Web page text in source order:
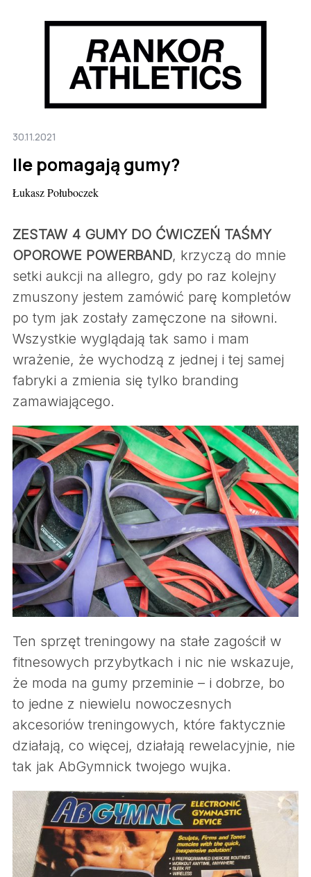
30.11.2021
Ile pomagają gumy?
Łukasz Połuboczek
ZESTAW 4 GUMY DO ĆWICZEŃ TAŚMY
OPOROWE POWERBAND, krzyczą do mnie
setki aukcji na allegro, gdy po raz kolejny
zmuszony jestem zamówić parę kompletów
po tym jak zostały zamęczone na siłowni.
Wszystkie wyglądają tak samo i mam
wrażenie, że wychodzą z jednej i tej samej
fabryki a zmienia się tylko branding
zamawiającego.
Ten sprzęt treningowy na stałe zagościł w
fitnesowych przybytkach i nic nie wskazuje,
że moda na gumy przeminie – i dobrze, bo
to jedne z niewielu nowoczesnych
akcesoriów treningowych, które faktycznie
działają, co więcej, działają rewelacyjnie, nie
tak jak AbGymnick twojego wujka.